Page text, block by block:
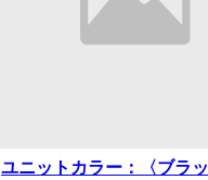
ユニットカラー：〈ブラッ